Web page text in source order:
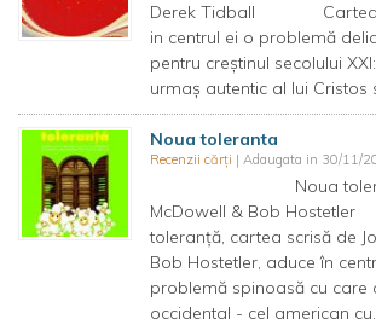
Derek Tidball Cartea
in centrul ei o problemă
pentru creştinul secolului
urmaş autentic al lui Cristos
Noua toleranta
Recenzii cărți | Adaugata in 30/11/
Noua toleranţă
McDowell & Bob
toleranţă, cartea scrisă de
Bob Hostetler, aduce în
problemă spinoasă cu care
occidental - cel american